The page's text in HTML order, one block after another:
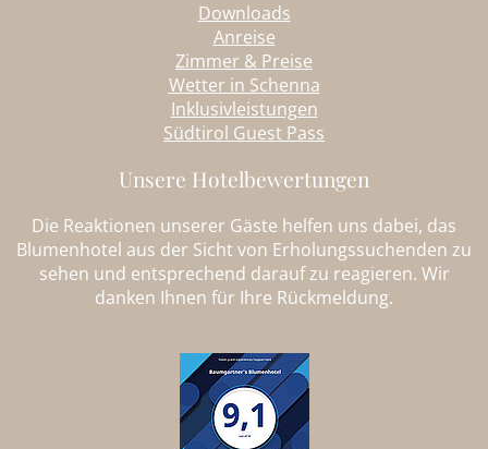
Downloads
Anreise
Zimmer & Preise
Wetter in Schenna
Inklusivleistungen
Südtirol Guest Pass
Unsere Hotelbewertungen
Die Reaktionen unserer Gäste helfen uns dabei, das
Blumenhotel aus der Sicht von Erholungssuchenden zu
sehen und entsprechend darauf zu reagieren. Wir
danken Ihnen für Ihre Rückmeldung.